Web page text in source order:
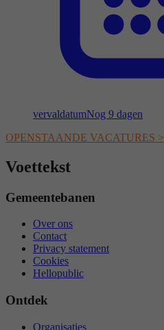
vervaldatumNog 9 dagen
OPENSTAANDE VACATURES >
Voettekst
Gemeentebanen
Over ons
Contact
Privacy statement
Cookies
Hellopublic
Ontdek
Organisaties